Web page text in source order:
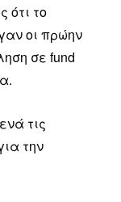
ότι το
οι πρώην
σε fund
τις
την